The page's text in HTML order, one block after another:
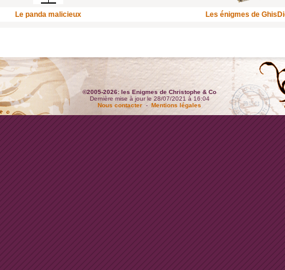
Le panda malicieux Les énigmes de
©2005-2026: les Enigmes de Christophe & Co
Dernière mise à jour le 28/07/2021 à 16:04
Nous contacter -Mentions légales